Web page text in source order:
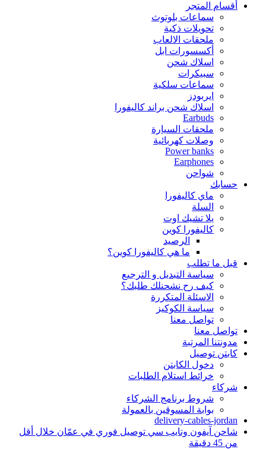
أقسام المتجر
سماعات بلوتوث
تحويلات ذكية
ملحقات الالعاب
أكسسورات ابل
اسلاك شحن
سبيكرات
سماعات سلكية
ايربودز
اسلاك شحن براند كاليفورا
Earbuds
ملحقات السيارة
وصلات كهربائية
Power banks
Earphones
شواحن
حسابك
ماي كاليفورا
السلة
يلا تشيك اوت
كاليفورا كوين
الرصيد
ما هي كاليفورا كوين؟
قبل ما تطلب
سياسة التبديل و الترجيع
كيف رح نشحنلك طلبك؟
الاسئلة المتكررة
سياسة الكوكيز
تواصل معنا
تواصل معنا
مدونتنا المرتبة
كابتن توصيل
دخول الكابتن
خرائط استلام الطلبات
شركاء
شروط برنامج الشركاء
بوابة المسوقين بالعمولة
delivery-cables-jordan
شاحن آيفون وتايب سي توصيل فوري في عمّان خلال أقل
من 45 دقيقة